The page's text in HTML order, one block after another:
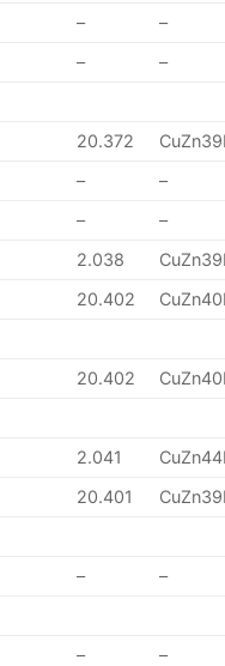
–
–
– –
20.372
–
–
–
–
2.038
20.402
20.402
2.041
20.401
– –
–
–